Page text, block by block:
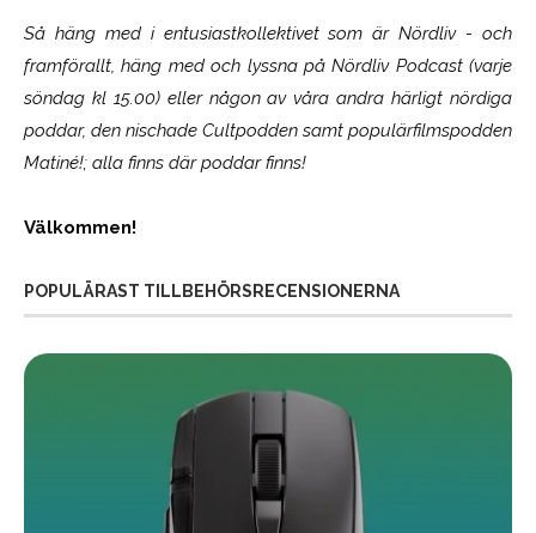
Så häng med i entusiastkollektivet som ärNördliv- och
framförallt, häng med och lyssna på Nördliv Podcast (varje
söndag kl 15.00) eller någon av våra andra härligt nördiga
poddar, den nischade Cultpodden samt populärfilmspodden
Matiné!; alla finns där poddar finns!
Välkommen!
POPULÄRAST TILLBEHÖRSRECENSIONERNA